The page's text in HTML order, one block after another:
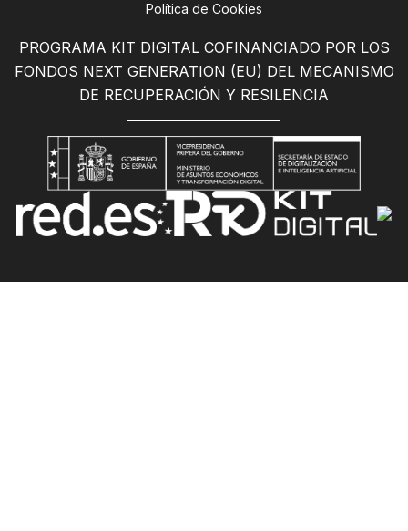
Política de Cookies
PROGRAMA KIT DIGITAL COFINANCIADO POR LOS
FONDOS NEXT GENERATION (EU) DEL MECANISMO
DE RECUPERACIÓN Y RESILENCIA